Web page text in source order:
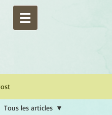
Tous les articles